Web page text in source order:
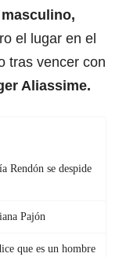
el lugar en el
tras vencer con
Aliassime.
Rendón se despide
Pajón
que es un hombre